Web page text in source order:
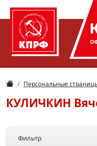
Персональные
КУЛИЧКИН
Фильтр